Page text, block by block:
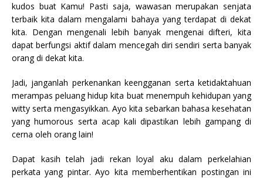
kudos buat Kamu! Pasti saja, wawasan merupakan senjata
terbaik kita dalam mengalami bahaya yang terdapat di dekat
kita. Dengan mengenali lebih banyak mengenai difteri, kita
dapat berfungsi aktif dalam mencegah diri sendiri serta banyak
orang di dekat kita.
Jadi, janganlah perkenankan keengganan serta ketidaktahuan
merampas peluang hidup kita buat menempuh kehidupan yang
witty serta mengasyikkan. Ayo kita sebarkan bahasa kesehatan
yang humorous serta acap kali dipastikan lebih gampang di
cerna oleh orang lain!
Dapat kasih telah jadi rekan loyal aku dalam perkelahian
perkata yang pintar. Ayo kita memberhentikan postingan ini